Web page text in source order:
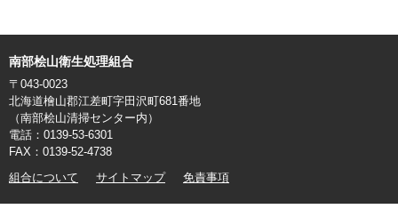
南部桧山衛生処理組合
〒043-0023
北海道檜山郡江差町字田沢町681番地
（南部桧山清掃センター内）
電話：0139-53-6301
FAX：0139-52-4738
組合について
サイトマップ 免責事項